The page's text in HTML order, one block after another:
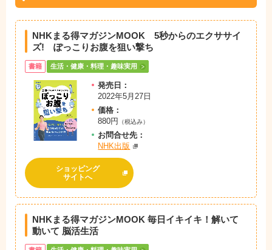
NHKまる得マガジンMOOK 5秒からのエクササイ
ズ! ぽっこりお腹を狙い撃ち
書籍 生活・健康・料理・趣味実用
発売日：
2022年5月27日
価格：
880円
（税込み）
お問合せ先：
NHK出版
ショッピング
サイトへ
NHKまる得マガジンMOOK 毎日イキイキ！解いて
動いて 脳活生活